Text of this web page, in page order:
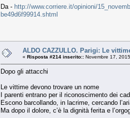
Da - http://www.corriere.it/opinioni/
be49d6f99914.shtml
ALDO CAZZULLO. Parigi: Le
« Risposta #214 inserito:: Novembre 17,
Dopo gli attacchi
Le vittime devono trovare un nome
I parenti entrano per il riconoscimento dei
Escono barcollando, in lacrime, cercando
Ma dopo il dolore, c’è la dignità ferita e